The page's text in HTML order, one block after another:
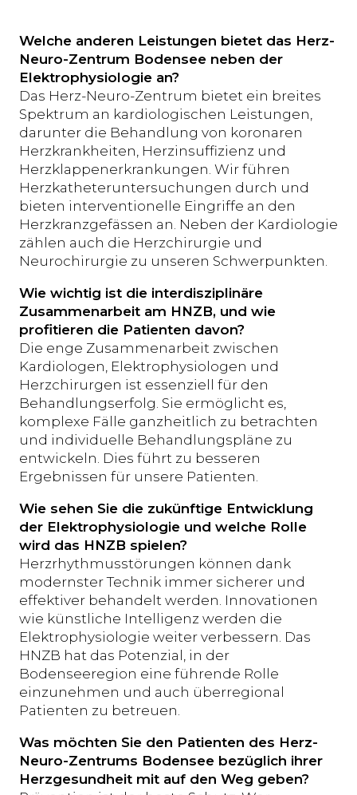
Welche anderen Leistungen bietet das Herz-
Neuro-Zentrum Bodensee neben der
Elektrophysiologie an?
Das Herz-Neuro-Zentrum bietet ein breites
Spektrum an kardiologischen Leistungen,
darunter die Behandlung von koronaren
Herzkrankheiten, Herzinsuffizienz und
Herzklappenerkrankungen. Wir führen
Herzkatheteruntersuchungen durch und
bieten interventionelle Eingriffe an den
Herzkranzgefässen an. Neben der Kardiologie
zählen auch die Herzchirurgie und
Neurochirurgie zu unseren Schwerpunkten.
Wie wichtig ist die interdisziplinäre
Zusammenarbeit am HNZB, und wie
profitieren die Patienten davon?
Die enge Zusammenarbeit zwischen
Kardiologen, Elektrophysiologen und
Herzchirurgen ist essenziell für den
Behandlungserfolg. Sie ermöglicht es,
komplexe Fälle ganzheitlich zu betrachten
und individuelle Behandlungspläne zu
entwickeln. Dies führt zu besseren
Ergebnissen für unsere Patienten.
Wie sehen Sie die zukünftige Entwicklung
der Elektrophysiologie und welche Rolle
wird das HNZB spielen?
Herzrhythmusstörungen können dank
modernster Technik immer sicherer und
effektiver behandelt werden. Innovationen
wie künstliche Intelligenz werden die
Elektrophysiologie weiter verbessern. Das
HNZB hat das Potenzial, in der
Bodenseeregion eine führende Rolle
einzunehmen und auch überregional
Patienten zu betreuen.
Was möchten Sie den Patienten des Herz-
Neuro-Zentrums Bodensee bezüglich ihrer
Herzgesundheit mit auf den Weg geben?